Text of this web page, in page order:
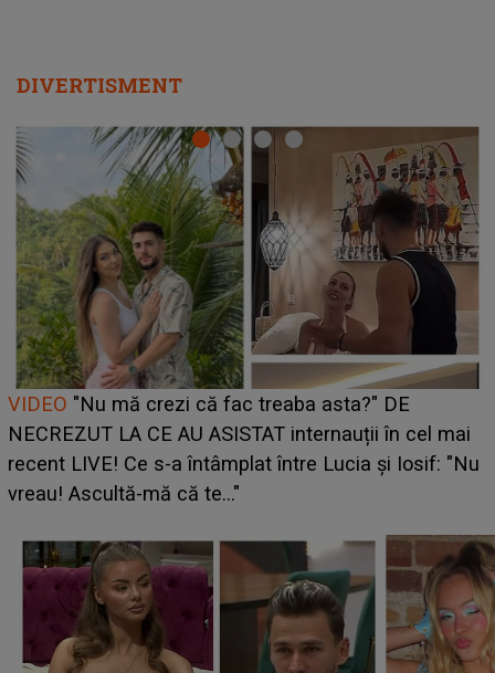
DIVERTISMENT
Cine este Bianca, tânăra clujeancă luată pe scenă la
UNTOLD ONE de Zara Larsson? Aceasta a dezvăluit
ce i-a spus artista suedeză în culise: „Nu am fost
pregătită...”